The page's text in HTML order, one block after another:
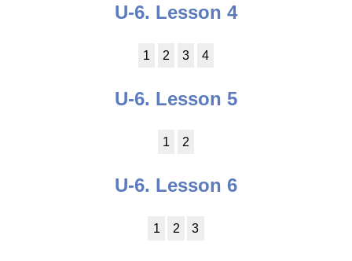
U-6. Lesson 4
1 2 3 4
U-6. Lesson 5
1 2
U-6. Lesson 6
1 2 3